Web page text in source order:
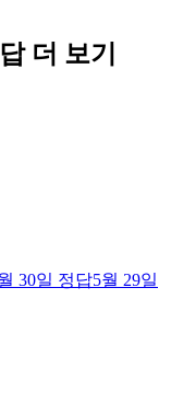
더 보기
30일 정답5월 29일